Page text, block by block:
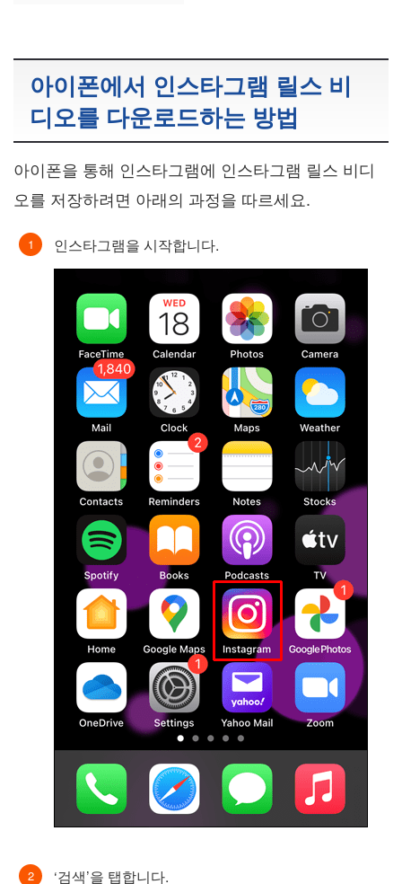
아이폰에서 인스타그램 릴스 비
디오를 다운로드하는 방법
아이폰을 통해 인스타그램에 인스타그램 릴스 비디
오를 저장하려면 아래의 과정을 따르세요.
인스타그램을 시작합니다.
‘검색’을 탭합니다.